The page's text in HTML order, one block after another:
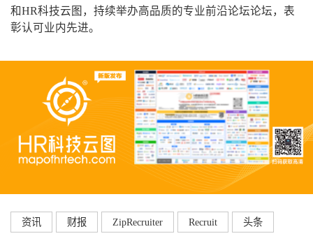
和HR科技云图，持续举办高品质的专业前沿论坛论坛，表
彰认可业内先进。
资讯 财报 ZipRecruiter Recruit 头条